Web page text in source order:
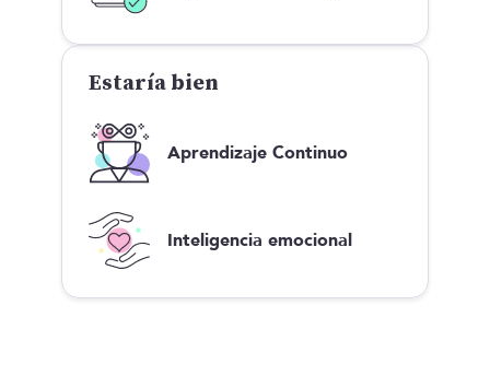
Estaría bien
Aprendizaje Continuo
Inteligencia emocional